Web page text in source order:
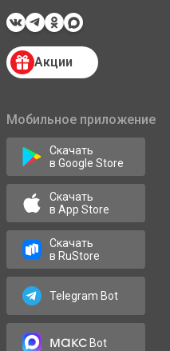
Акции
Мобильное приложение
Скачать
в Google Store
Скачать
в App Store
Скачать
в RuStore
Telegram Bot
максBot